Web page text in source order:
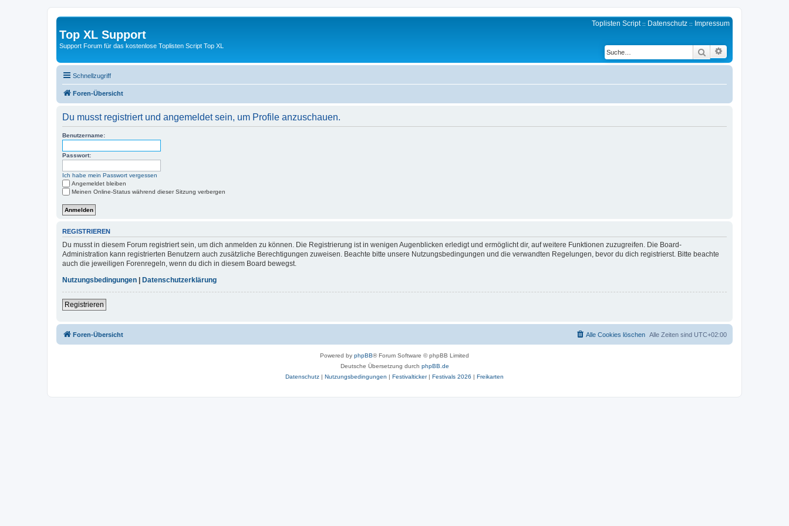
Top XL Support
Support Forum für das kostenlose Toplisten Script Top XL
Toplisten Script:: Datenschutz :: Impressum
Suche
Schnellzugriff
Foren-Übersicht
Du musst registriert und angemeldet sein, um Profile anzuschauen.
Benutzername:
Passwort:
Ich habe mein Passwort vergessen
Angemeldet bleiben
Meinen Online-Status während dieser Sitzung verbergen
REGISTRIEREN
Du musst in diesem Forum registriert sein, um dich anmelden zu können. Die Registrierung ist in wenigen Augenblicken erledigt und ermöglicht dir, auf weitere Funktionen zuzugreifen. Die Board-
Administration kann registrierten Benutzern auch zusätzliche Berechtigungen zuweisen. Beachte bitte unsere Nutzungsbedingungen und die verwandten Regelungen, bevor du dich registrierst. Bitte beachte
auch die jeweiligen Forenregeln, wenn du dich in diesem Board bewegst.
Nutzungsbedingungen
Datenschutzerklärung
Registrieren
Foren-Übersicht Alle Zeiten sind UTC+02:00
Alle Cookies löschen
Powered by phpBB® Forum Software © phpBB Limited
Deutsche Übersetzung durch phpBB.de
Datenschutz | Nutzungsbedingungen | Festivalticker| Festivals 2026 | Freikarten